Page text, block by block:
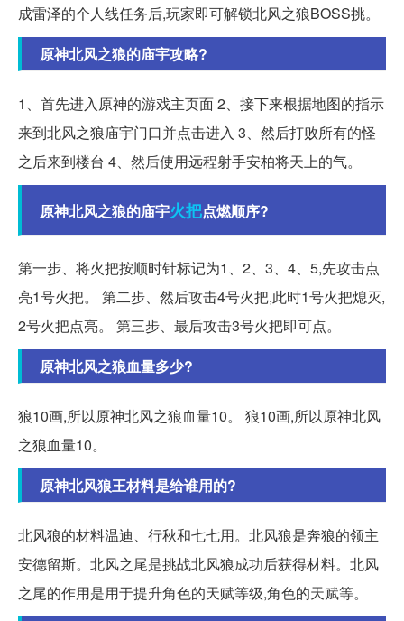
成雷泽的个人线任务后,玩家即可解锁北风之狼BOSS挑。
原神北风之狼的庙宇攻略?
1、首先进入原神的游戏主页面 2、接下来根据地图的指示
来到北风之狼庙宇门口并点击进入 3、然后打败所有的怪
之后来到楼台 4、然后使用远程射手安柏将天上的气。
原神北风之狼的庙宇火把点燃顺序?
第一步、将火把按顺时针标记为1、2、3、4、5,先攻击点
亮1号火把。 第二步、然后攻击4号火把,此时1号火把熄灭,
2号火把点亮。 第三步、最后攻击3号火把即可点。
原神北风之狼血量多少?
狼10画,所以原神北风之狼血量10。 狼10画,所以原神北风
之狼血量10。
原神北风狼王材料是给谁用的?
北风狼的材料温迪、行秋和七七用。北风狼是奔狼的领主
安德留斯。北风之尾是挑战北风狼成功后获得材料。北风
之尾的作用是用于提升角色的天赋等级,角色的天赋等。